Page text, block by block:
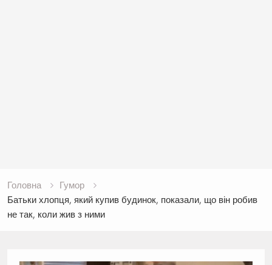
Головна
Гумор
Батьки хлопця, який купив будинок, показали, що він робив
не так, коли жив з ними